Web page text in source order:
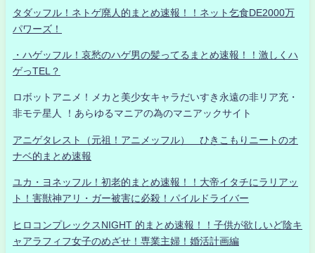
タダッフル！ネトゲ廃人的まとめ速報！！ネット乞食DE2000万
パワーズ！
・ハゲッフル！哀愁のハゲ男の髪ってるまとめ速報！！激しくハ
ゲっTEL？
ロボットアニメ！メカと美少女キャラだいすき永遠の非リア充・
非モテ星人 ！あらゆるマニアの為のマニアックサイト
アニゲタレスト（元祖！アニメッフル） ひきこもりニートのオ
ナベ的まとめ速報
ユカ・ヨネッフル！初老的まとめ速報！！大帝イタチにラリアッ
ト！害獣神アリ・ガー被害に必殺！パイルドライバー
ヒロコンプレックスNIGHT 的まとめ速報！！子供が欲しいど陰キ
ャアラフィフ女子のめざせ！専業主婦！婚活計画編